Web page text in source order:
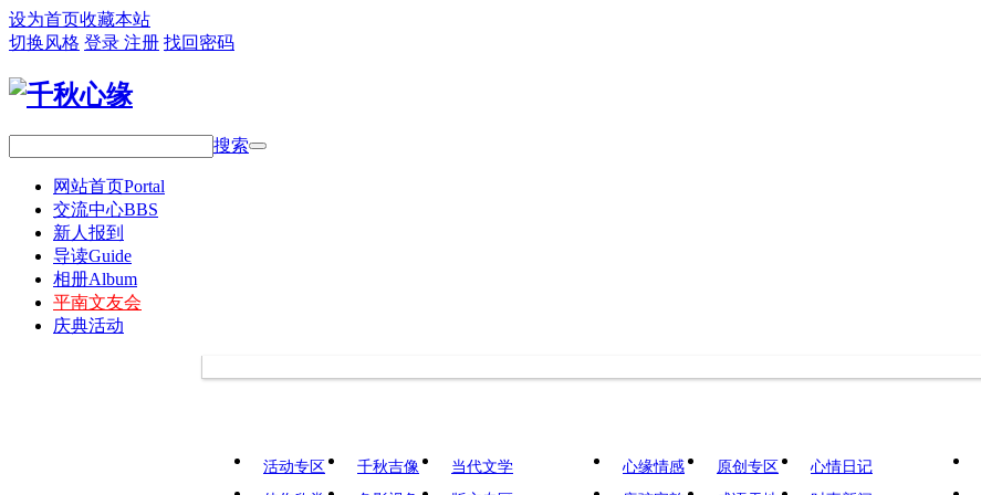
设为首页收藏本站
切换风格 登录 注册 找回密码
搜索
网站首页Portal
交流中心BBS
新人报到
导读Guide
相册Album
平南文友会
庆典活动
活动专区 千秋吉像
当代文学
心缘情感 原创专区
心情日记